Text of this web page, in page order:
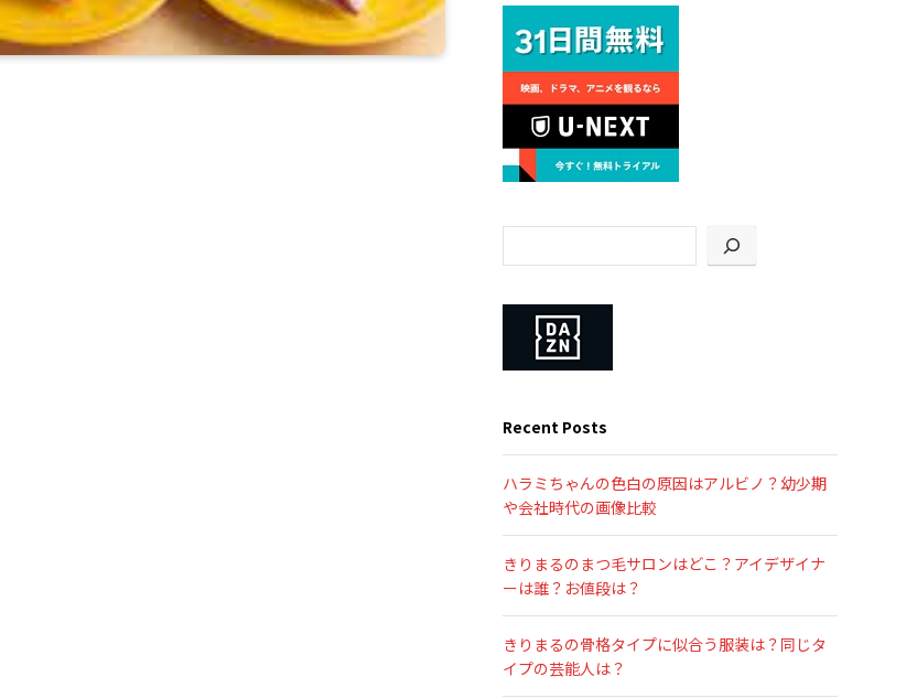
Recent Posts
ハラミちゃんの色白の原因はアルビノ？幼少期
や会社時代の画像比較
きりまるのまつ毛サロンはどこ？アイデザイナ
ーは誰？お値段は？
きりまるの骨格タイプに似合う服装は？同じタ
イプの芸能人は？